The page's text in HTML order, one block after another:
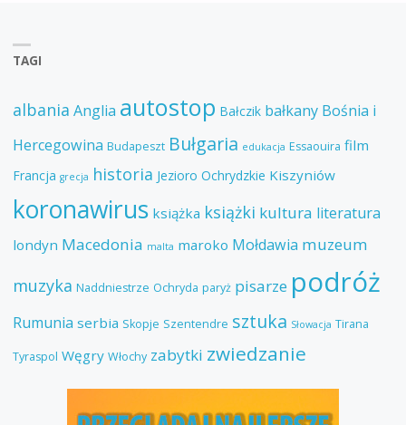
TAGI
albania Anglia autostop Bałczik bałkany Bośnia i
Hercegowina Budapeszt Bułgaria edukacja Essaouira film
Francja grecja historia Jezioro Ochrydzkie Kiszyniów
koronawirus książka książki kultura literatura
londyn Macedonia malta maroko Mołdawia muzeum
muzyka Naddniestrze Ochryda paryż pisarze podróż
Rumunia serbia Skopje Szentendre sztuka Słowacja Tirana
Tyraspol Węgry Włochy zabytki zwiedzanie